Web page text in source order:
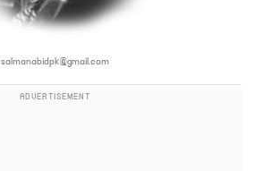
salmanabidpk@gmail.com